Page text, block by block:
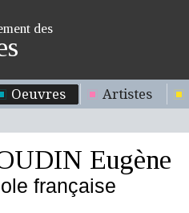
des
Oeuvres Artistes
Eugène
française